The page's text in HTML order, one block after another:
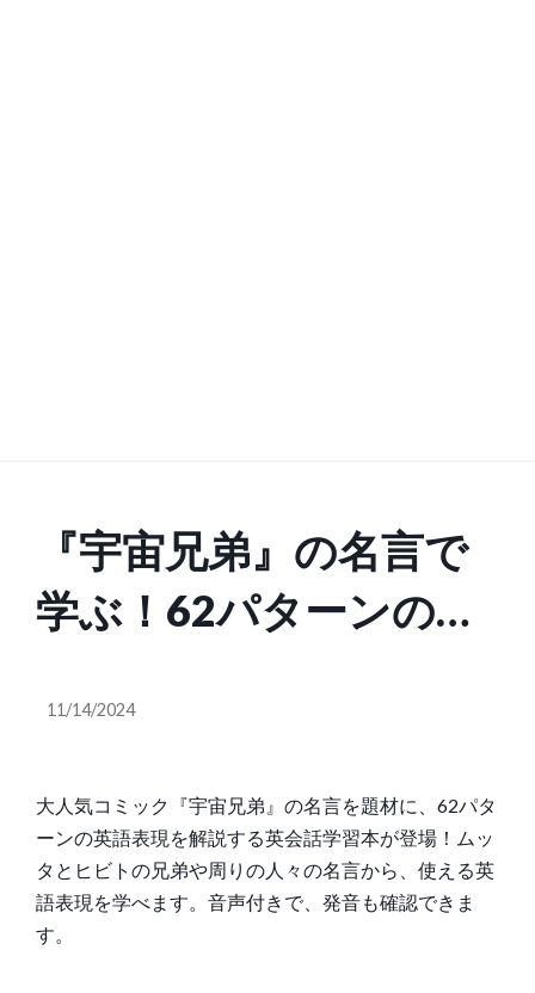
『宇宙兄弟』の名言で
学ぶ！62パターンの英
弟 #小山宙哉
11/14/2024
大人気コミック『宇宙兄弟』の名言を題材に、62パタ
ーンの英語表現を解説する英会話学習本が登場！ムッ
タとヒビトの兄弟や周りの人々の名言から、使える英
語表現を学べます。音声付きで、発音も確認できま
す。